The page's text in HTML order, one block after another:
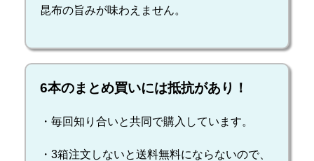
昆布の旨みが味わえません。
6本のまとめ買いには抵抗があり！
・毎回知り合いと共同で購入しています。
・3箱注文しないと送料無料にならないので、